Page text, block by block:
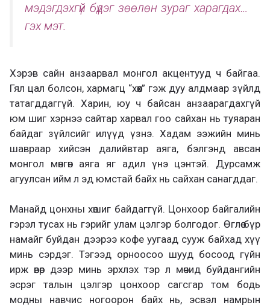
мэдэгдэхгүй бүдэг зөөлөн зураг харагдах…
гэх мэт.
Хэрэв сайн анзаарвал монгол акцентууд ч байгаа.
Гял цал болсон, хармагц “хөөх” гэж дуу алдмаар зүйлд
татагддаггүй. Харин, юу ч байсан анзаарагдахгүй
юм шиг хэрнээ сайтар харвал гоо сайхан нь туяаран
байдаг зүйлсийг илүүд үзнэ. Хадам ээжийн минь
шавраар хийсэн далийвтар аяга, бэлгэнд авсан
монгол мөнгөн аяга яг адил үнэ цэнтэй. Дурсамж
агуулсан ийм л эд юмстай байх нь сайхан санагддаг.
Манайд цонхны хөшиг байдаггүй. Цонхоор байгалийн
гэрэл тусах нь гэрийг улам цэлгэр болгодог. Өглөө бүр
намайг буйдан дээрээ кофе уугаад сууж байхад хүү
минь сэрдэг. Тэгээд орноосоо шууд босоод гүйн
ирж өвөр дээр минь эрхлэх тэр л мөчид буйдангийн
эсрэг талын цэлгэр цонхоор сагсгар том бодь
модны навчис ногоорон байх нь, эсвэл намрын